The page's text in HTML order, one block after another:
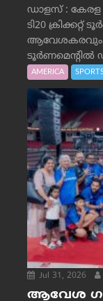
ഡാളസ് :
ടി20 ക്രിക്കറ്റ്
ടൂർണമെന്റിൽ
AMERICA
Jul 31, 2026
ആവേശ